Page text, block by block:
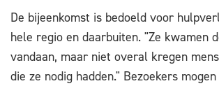
De bijeenkomst is bedoeld voor
hele regio en daarbuiten. "Ze kwamen
vandaan, maar niet overal kregen
die ze nodig hadden." Bezoekers